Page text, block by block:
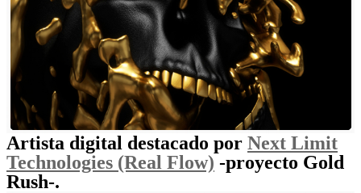
Artista digital destacado por Next Limit
Technologies (Real Flow) -proyecto Gold
Rush-.